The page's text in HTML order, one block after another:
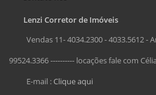
Lenzi Corretor de Imóveis
Vendas 11- 4034.2300 - 4033.5612 -
99524.3366 ---------- locações fale com
E-mail :Clique aqui